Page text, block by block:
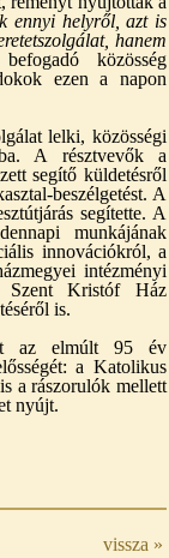
ennyi helyről, azt is
hanem
közösség
ezen a napon
lelki, közösségi
A résztvevők a
segítő küldetésről
beszélgetést. A
segítette. A
munkájának
innovációkról, a
intézményi
Szent Kristóf Ház
is.
az elmúlt 95 év
a Katolikus
a rászorulók mellett
nyújt.
vissza »